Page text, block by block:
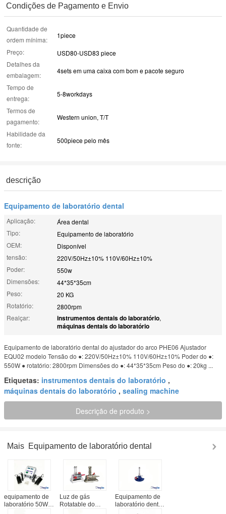
Condições de Pagamento e Envio
Quantidade de
ordem mínima:
1piece
Preço:
USD80-USD83 piece
Detalhes da
embalagem:
4sets em uma caixa com bom e pacote seguro
Tempo de
entrega:
5-8workdays
Termos de
pagamento:
Western union, T/T
Habilidade da
fonte:
500piece pelo mês
descrição
Equipamento de laboratório dental
Aplicação:
Área dental
Tipo:
Equipamento de laboratório
OEM:
Disponível
tensão:
220V/50Hz±10% 110V/60Hz±10%
Poder:
550w
Dimensões:
44*35*35cm
Peso:
20 KG
Rotatório:
2800rpm
Realçar:
instrumentos dentais do laboratório,
máquinas dentais do laboratório
Equipamento de laboratório dental do ajustador do arco PHE06 Ajustador
EQU02 modelo Tensão do ●: 220V/50Hz±10% 110V/60Hz±10% Poder do ●:
550W ● rotatório: 2800rpm Dimensões do ●: 44*35*35cm Peso do ●: 20kg ...
Etiquetas: instrumentos dentais do laboratório ,
máquinas dentais do laboratório , sealing machine
Descrição de produto >
Mais Equipamento de laboratório dental
equipamento de
laboratório 50W
Luz de gás
Rotatable do
Equipamento de
laboratório dental